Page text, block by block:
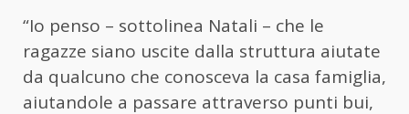
“Io penso – sottolinea Natali – che le
ragazze siano uscite dalla struttura aiutate
da qualcuno che conosceva la casa famiglia,
aiutandole a passare attraverso punti bui,